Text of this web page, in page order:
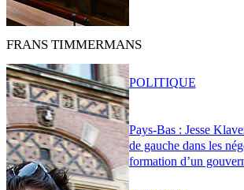
FRANS TIMMERMANS
Pays-Bas : Jesse
de gauche dans les
formation d’un
POLITIQUE